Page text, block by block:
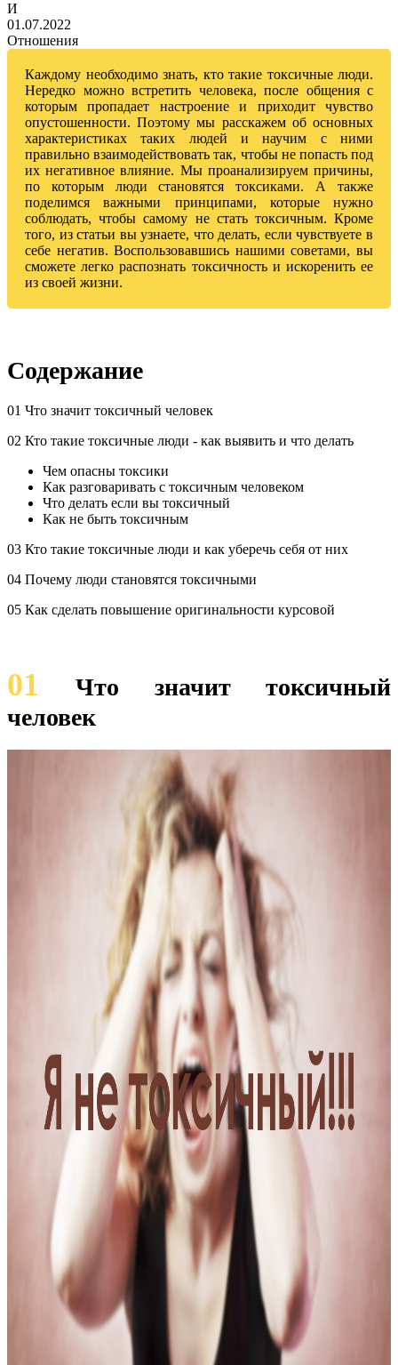
И
01.07.2022
Отношения
Каждому необходимо знать, кто такие токсичные люди.
Нередко можно встретить человека, после общения с
которым пропадает настроение и приходит чувство
опустошенности. Поэтому мы расскажем об основных
характеристиках таких людей и научим с ними
правильно взаимодействовать так, чтобы не попасть под
их негативное влияние. Мы проанализируем причины,
по которым люди становятся токсиками. А также
поделимся важными принципами, которые нужно
соблюдать, чтобы самому не стать токсичным. Кроме
того, из статьи вы узнаете, что делать, если чувствуете в
себе негатив. Воспользовавшись нашими советами, вы
сможете легко распознать токсичность и искоренить ее
из своей жизни.
Содержание
01 Что значит токсичный человек
02 Кто такие токсичные люди - как выявить и что делать
Чем опасны токсики
Как разговаривать с токсичным человеком
Что делать если вы токсичный
Как не быть токсичным
03 Кто такие токсичные люди и как уберечь себя от них
04 Почему люди становятся токсичными
05 Как сделать повышение оригинальности курсовой
01Что значит токсичный
человек